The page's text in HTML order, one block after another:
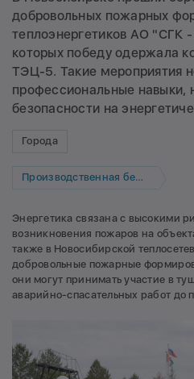
добровольных пожарных
теплоэнергетиков АО "СГК
которых победу одержала
ТЭЦ-5. Такие мероприятия
профессиональные навыки,
безопасности на
Города
Производственная безопасность
Энергетика связана с высокими
возникновения пожаров на
также в Новосибирской
добровольные пожарные
они могут принимать участие в
аварийно-спасательных работ до